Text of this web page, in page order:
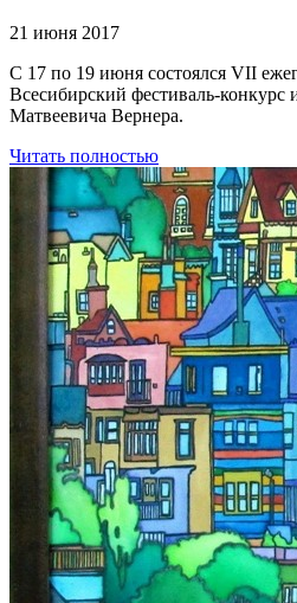
21 июня 2017
С 17 по 19 июня состоялся VII
Всесибирский фестиваль-
Матвеевича Вернера.
Читать полностью